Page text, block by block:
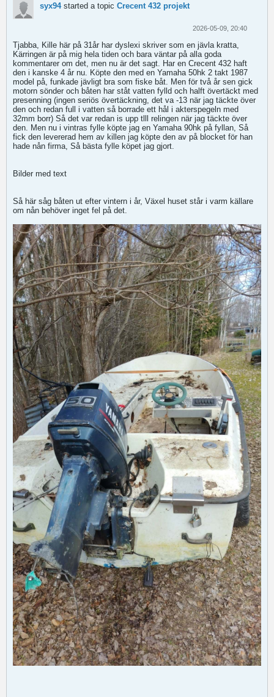
syx94started a topic Crecent 432 projekt
2026-05-09, 20:40
Tjabba, Kille här på 31år har dyslexi skriver som en jävla kratta,
Kärringen är på mig hela tiden och bara väntar på alla goda
kommentarer om det, men nu är det sagt. Har en Crecent 432 haft
den i kanske 4 år nu. Köpte den med en Yamaha 50hk 2 takt 1987
model på, funkade jävligt bra som fiske båt. Men för två år sen gick
motorn sönder och båten har ståt vatten fylld och halft övertäckt med
presenning (ingen seriös övertäckning, det va -13 när jag täckte över
den och redan full i vatten så borrade ett hål i akterspegeln med
32mm borr) Så det var redan is upp tlll relingen när jag täckte över
den. Men nu i vintras fylle köpte jag en Yamaha 90hk på fyllan, Så
fick den levererad hem av killen jag köpte den av på blocket för han
hade nån firma, Så bästa fylle köpet jag gjort.
Bilder med text
Så här såg båten ut efter vintern i år, Växel huset står i varm källare
om nån behöver inget fel på det.